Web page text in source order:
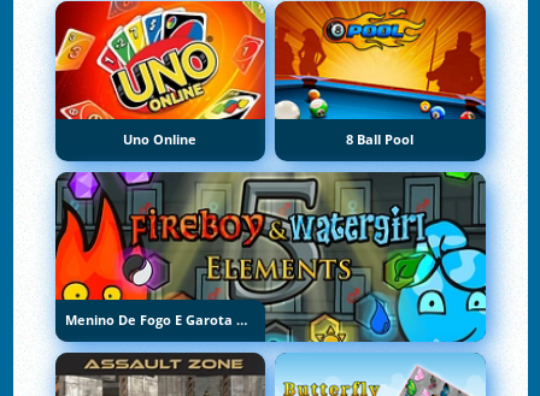
Uno Online 8 Ball Pool
Menino De Fogo E Garota De Água 5: Elementos